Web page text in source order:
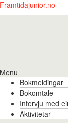
Framtidajunior.no
Menu
Bokmeldingar
Bokomtale
Intervju med
Aktivitetar